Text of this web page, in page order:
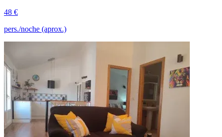
48 €
pers./noche (aprox.)